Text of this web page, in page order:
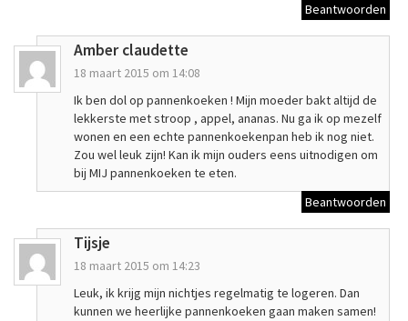
Beantwoorden
Amber claudette
18 maart 2015 om 14:08
Ik ben dol op pannenkoeken ! Mijn moeder bakt altijd de
lekkerste met stroop , appel, ananas. Nu ga ik op mezelf
wonen en een echte pannenkoekenpan heb ik nog niet.
Zou wel leuk zijn! Kan ik mijn ouders eens uitnodigen om
bij MIJ pannenkoeken te eten.
Beantwoorden
Tijsje
18 maart 2015 om 14:23
Leuk, ik krijg mijn nichtjes regelmatig te logeren. Dan
kunnen we heerlijke pannenkoeken gaan maken samen!